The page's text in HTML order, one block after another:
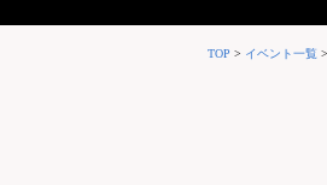
TOP > イベント一覧 >